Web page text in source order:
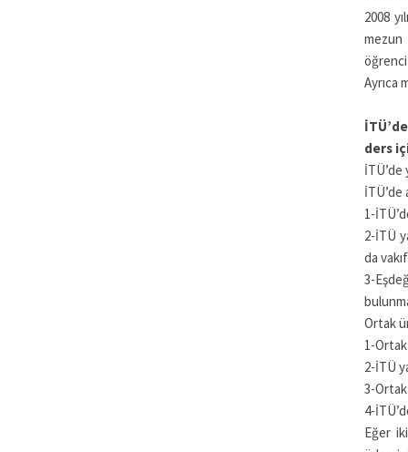
2008
mezun
öğrenci
Ayrıca
ders
İTÜ’de
İTÜ’de
1-
2-İTÜ
da
3-
Ortak
1-
2-İTÜ
3-
4-
Eğer